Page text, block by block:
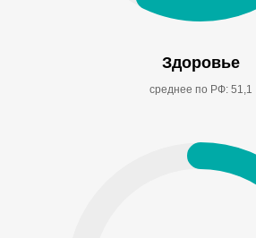
Здоровье
среднее по РФ: 51,1